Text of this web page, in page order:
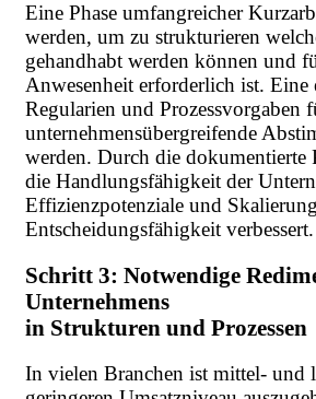
Eine Phase umfangreicher
werden, um zu strukturieren
gehandhabt werden können und
Anwesenheit erforderlich ist. Eine
Regularien und Prozessvorgaben
unternehmensübergreifende
werden. Durch die dokumentierte
die Handlungsfähigkeit der
Effizienzpotenziale und
Entscheidungsfähigkeit verbessert.
Schritt 3: Notwendige
Unternehmens
in Strukturen und Prozessen
In vielen Branchen ist mittel- und